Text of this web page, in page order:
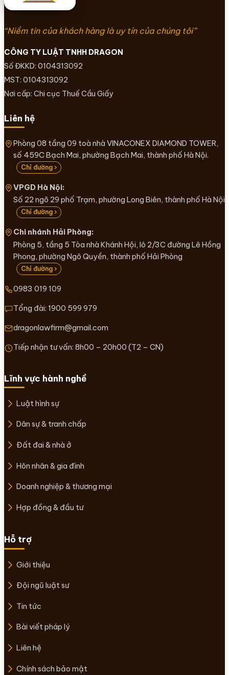
“Niềm tin của khách hàng là uy tín của chúng tôi”
CÔNG TY LUẬT TNHH DRAGON
Số ĐKKD: 0104313092
MST: 0104313092
Nơi cấp: Chi cục Thuế Cầu Giấy
Liên hệ
Phòng 08 tầng 09 toà nhà VINACONEX DIAMOND TOWER,
số 459C Bạch Mai, phường Bạch Mai, thành phố Hà Nội.
Chỉ đường ›
VPGD Hà Nội:
Số 22 ngõ 29 phố Trạm, phường Long Biên, thành phố Hà Nội
Chỉ đường ›
Chi nhánh Hải Phòng:
Phòng 5, tầng 5 Tòa nhà Khánh Hội, lô 2/3C đường Lê Hồng
Phong, phường Ngô Quyền, thành phố Hải Phòng
Chỉ đường ›
0983 019 109
Tổng đài: 1900 599 979
dragonlawfirm@gmail.com
Tiếp nhận tư vấn: 8h00 – 20h00 (T2 – CN)
Lĩnh vực hành nghề
Luật hình sự
Dân sự & tranh chấp
Đất đai & nhà ở
Hôn nhân & gia đình
Doanh nghiệp & thương mại
Hợp đồng & đầu tư
Hỗ trợ
Giới thiệu
Đội ngũ luật sư
Tin tức
Bài viết pháp lý
Liên hệ
Chính sách bảo mật